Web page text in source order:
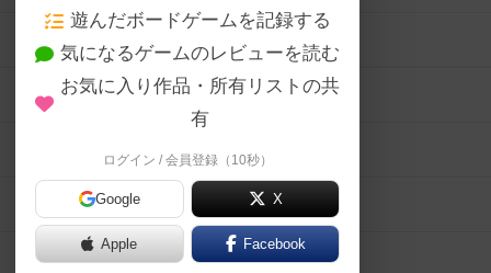
遊んだボードゲームを記録する
気になるゲームのレビューを読む
お気に入り作品・所有リストの共
有
ログイン / 会員登録（10秒）
Google X
Apple Facebook
ボードゲーム会情報
メカニクス特集
掲示板・トピックス
ボドとも・会員一覧
ボードゲーム業界コラム